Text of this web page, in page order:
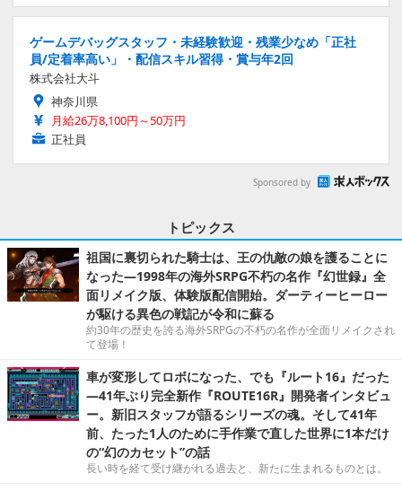
ゲームデバッグスタッフ・未経験歓迎・残業少なめ「正社
員/定着率高い」・配信スキル習得・賞与年2回
株式会社大斗
神奈川県
月給26万8,100円～50万円
正社員
Sponsored by
トピックス
祖国に裏切られた騎士は、王の仇敵の娘を護ることに
なった―1998年の海外SRPG不朽の名作『幻世録』全
面リメイク版、体験版配信開始。ダーティーヒーロー
が駆ける異色の戦記が令和に蘇る
約30年の歴史を誇る海外SRPGの不朽の名作が全面リメイクされ
て登場！
車が変形してロボになった、でも『ルート16』だった
―41年ぶり完全新作『ROUTE16R』開発者インタビュ
ー。新旧スタッフが語るシリーズの魂。そして41年
前、たった1人のために手作業で直した世界に1本だけ
の“幻のカセット”の話
長い時を経て受け継がれる過去と、新たに生まれるものとは。